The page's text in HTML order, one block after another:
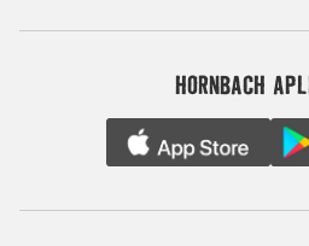
HORNBACH